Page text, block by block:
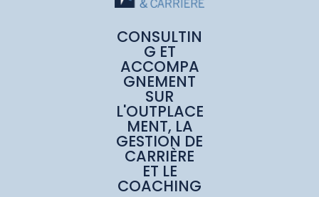
CONSULTIN
G ET
ACCOMPA
GNEMENT
SUR
L'OUTPLACE
MENT, LA
GESTION DE
CARRIÈRE
ET LE
COACHING